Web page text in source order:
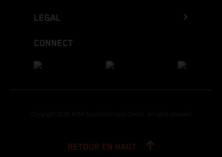
LEGAL
CONNECT
Copyright 2026 KTM Sportmotorcycle GmbH, all rights reserved
RETOUR EN HAUT